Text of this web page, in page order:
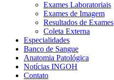
Exames Laboratoriais
Exames de Imagem
Resultados de Exames
Coleta Externa
Especialidades
Banco de Sangue
Anatomia Patológica
Notícias INGOH
Contato